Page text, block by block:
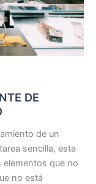
DE
de un
sencilla, esta
elementos que no
no está